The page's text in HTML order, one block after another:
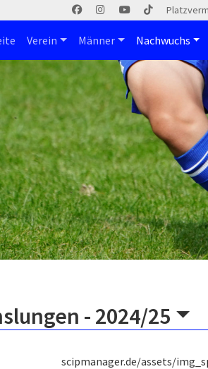
Verein Männer Nachwuchs
- 2024/25
scipmanager.de/assets/